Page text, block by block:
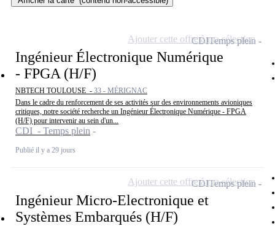
Ingénieur Électronique Numérique
- FPGA (H/F)
NBTECH TOULOUSE - 33 - MÉRIGNAC
Dans le cadre du renforcement de ses activités sur des environnements avioniques
critiques, notre société recherche un Ingénieur Électronique Numérique - FPGA
(H/F) pour intervenir au sein d'un...
CDI - Temps plein
Publié il y a 29 jours
CDITemps plein
Ajouter cette offre à ma sélection
Ingénieur Micro-Electronique et
Systèmes Embarqués (H/F)
CDITemps plein
Ajouter cette offre à ma sélection